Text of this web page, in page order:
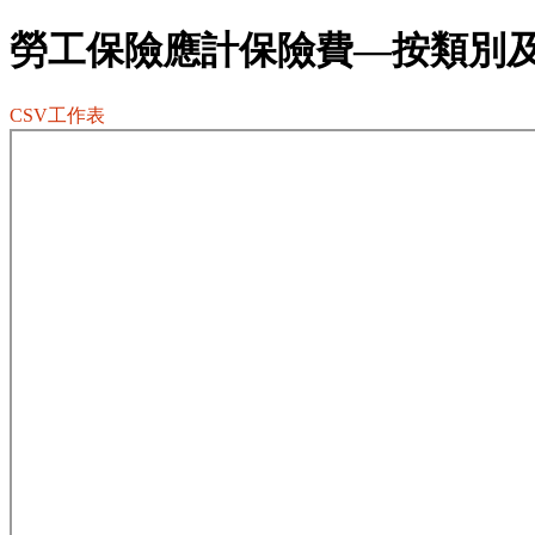
勞工保險應計保險費—按類別
CSV工作表